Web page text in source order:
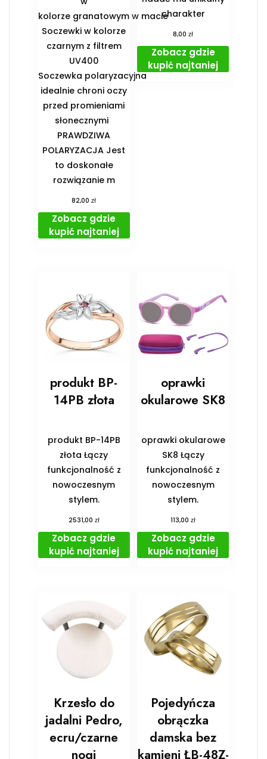
kolorze granatowym w macie
Soczewki w kolorze
czarnym z filtrem
UV400
Soczewka polaryzacyjna
idealnie chroni oczy
przed promieniami
słonecznymi
PRAWDZIWA
POLARYZACJA Jest
to doskonałe
rozwiązanie m
82,00zł
Zobacz gdzie
kupić najtaniej
charakter
8,00zł
Zobacz gdzie
kupić najtaniej
produkt BP-
14PB złota
produkt BP-14PB
złota Łączy
funkcjonalność z
nowoczesnym
stylem.
2531,00 zł
Zobacz gdzie
kupić najtaniej
oprawki
okularowe SK8
oprawki okularowe
SK8 Łączy
funkcjonalność z
nowoczesnym
stylem.
113,00zł
Zobacz gdzie
kupić najtaniej
Krzesło do
jadalni Pedro,
ecru/czarne
nogi
Pojedyńcza
obrączka
damska bez
kamieni ŁB-48Z-